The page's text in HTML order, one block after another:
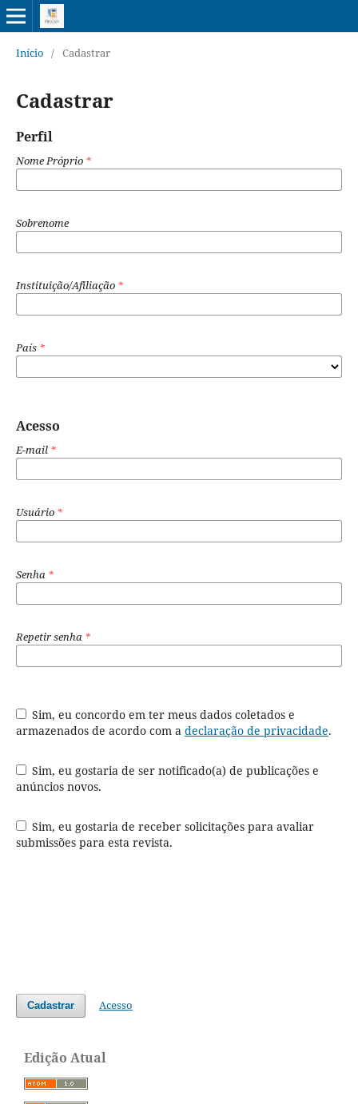
Início / Cadastrar
Cadastrar
Perfil
Nome Próprio *
Sobrenome
Instituição/Afiliação *
País *
Acesso
E-mail *
Usuário *
Senha *
Repetir senha *
Sim, eu concordo em ter meus dados coletados e
armazenados de acordo com a declaração de privacidade.
Sim, eu gostaria de ser notificado(a) de publicações e
anúncios novos.
Sim, eu gostaria de receber solicitações para avaliar
submissões para esta revista.
Cadastrar Acesso
Edição Atual